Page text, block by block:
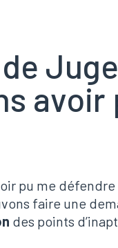
pu me
faire une
des points